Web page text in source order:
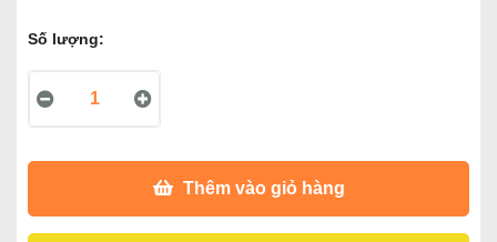
Số lượng:
Thêm vào giỏ hàng